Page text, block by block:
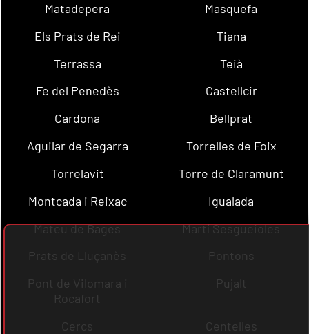
Matadepera
Masquefa
Els Prats de Rei
Tiana
Terrassa
Teià
Fe del Penedès
Castellcir
Cardona
Bellprat
Aguilar de Segarra
Torrelles de Foix
Torrelavit
Torre de Claramunt
Montcada i Reixac
Igualada
Mateu de Bages
Martí Sesgueioles
Prats de Lluçanès
Pontons
Pont de Vilomara i
Rocafort
Pujalt
Cercs
Centelles